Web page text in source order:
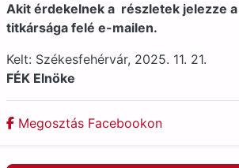
Akit érdekelnek a részletek jelezze a
titkársága felé e-mailen.
Kelt: Székesfehérvár, 2025. 11. 21.
FÉK Elnöke
Megosztás Facebookon